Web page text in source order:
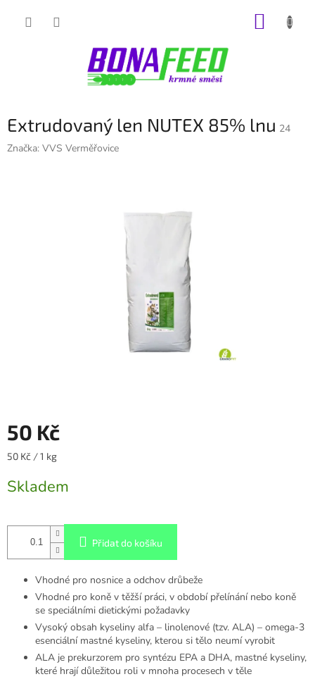
Extrudovaný len NUTEX 85% lnu 24
Značka: VVS Verměřovice
50 Kč
Měrná
50 Kč / 1 kg
Skladem
Přidat do košíku
Vhodné pro nosnice a odchov drůbeže
Vhodné pro koně v těžší práci, v období přelínání nebo koně
se speciálními dietickými požadavky
Vysoký obsah kyseliny alfa – linolenové (tzv. ALA) – omega-3
esenciální mastné kyseliny, kterou si tělo neumí vyrobit
ALA je prekurzorem pro syntézu EPA a DHA, mastné kyseliny,
které hrají důležitou roli v mnoha procesech v těle